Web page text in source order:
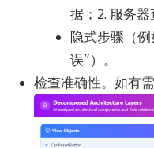
据；2. 服务器
隐式步骤（
误”）。
检查准确性。如有